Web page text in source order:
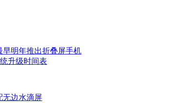
早明年推出折叠屏手机
升级时间表
无边水滴屏